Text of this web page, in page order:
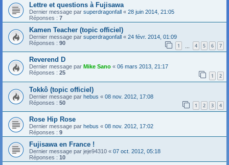
Lettre et questions à Fujisawa
Dernier message par superdragonfall « 28 juin 2014, 21:05
Réponses : 7
Kamen Teacher (topic officiel)
Dernier message par superdragonfall « 24 févr. 2014, 01:09
Réponses : 90 1 4 5 6 7
Reverend D
Dernier message par Mike Sano « 06 mars 2013, 21:17
Réponses : 25 1 2
Tokkô (topic officiel)
Dernier message par hebus « 08 nov. 2012, 17:08
Réponses : 50 1 2 3 4
Rose Hip Rose
Dernier message par hebus « 08 nov. 2012, 17:02
Réponses : 9
Fujisawa en France !
Dernier message par jeje94310 « 07 oct. 2012, 05:18
Réponses : 10